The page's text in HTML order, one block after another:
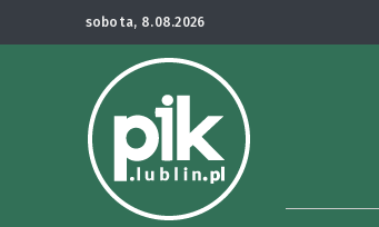
sobota, 8.08.2026